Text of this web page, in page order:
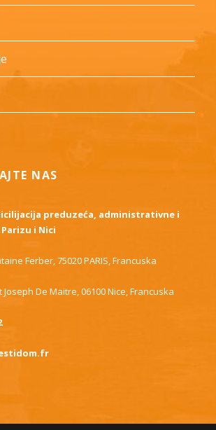
NAS
preduzeća, administrativne i
i Nici
Ferber, 75020 PARIS, Francuska
Joseph De Maitre, 06100 Nice, Francuska